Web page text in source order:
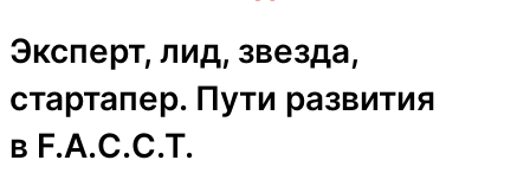
Эксперт, лид, звезда,
стартапер. Пути развития
в F.A.C.C.T.